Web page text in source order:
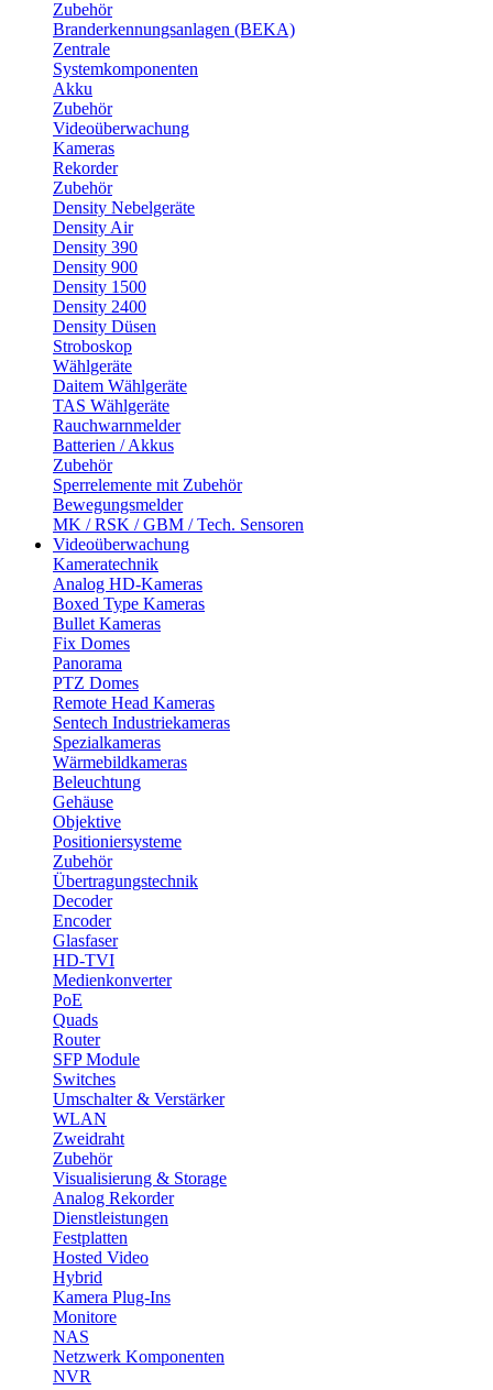
Zubehör
Branderkennungsanlagen (BEKA)
Zentrale
Systemkomponenten
Akku
Zubehör
Videoüberwachung
Kameras
Rekorder
Zubehör
Density Nebelgeräte
Density Air
Density 390
Density 900
Density 1500
Density 2400
Density Düsen
Stroboskop
Wählgeräte
Daitem Wählgeräte
TAS Wählgeräte
Rauchwarnmelder
Batterien / Akkus
Zubehör
Sperrelemente mit Zubehör
Bewegungsmelder
MK / RSK / GBM / Tech. Sensoren
Videoüberwachung
Kameratechnik
Analog HD-Kameras
Boxed Type Kameras
Bullet Kameras
Fix Domes
Panorama
PTZ Domes
Remote Head Kameras
Sentech Industriekameras
Spezialkameras
Wärmebildkameras
Beleuchtung
Gehäuse
Objektive
Positioniersysteme
Zubehör
Übertragungstechnik
Decoder
Encoder
Glasfaser
HD-TVI
Medienkonverter
PoE
Quads
Router
SFP Module
Switches
Umschalter & Verstärker
WLAN
Zweidraht
Zubehör
Visualisierung & Storage
Analog Rekorder
Dienstleistungen
Festplatten
Hosted Video
Hybrid
Kamera Plug-Ins
Monitore
NAS
Netzwerk Komponenten
NVR